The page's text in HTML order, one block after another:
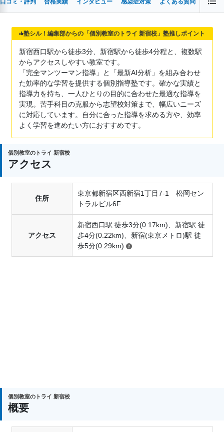
口コミ・評判 合格実績 インタビュー 感染症対策 よくある質問
塾シル！編集部からの「個別教室のトライ 新宿校」塾推しポイント
新宿西口駅から徒歩3分、新宿駅から徒歩4分程と、複数駅
からアクセスしやすい教室です。
「完全マンツーマン指導」と「最新AI分析」を組み合わせ
た効率的な学習を提供する個別指導塾です。確かな実績と
指導力を持ち、一人ひとりの目的に合わせた最適な指導を
実現。苦手科目の克服から志望校対策まで、幅広いニーズ
に対応しています。自分に合った指導を求める方や、効率
よく学習を進めたい方におすすめです。
個別教室のトライ 新宿校
アクセス
住所
東京都新宿区西新宿1丁目7-1 松岡セン
トラルビル6F
アクセス
新宿西口駅 徒歩3分(0.17km)、新宿駅 徒
歩4分(0.22km)、新宿(東京メトロ)駅 徒
歩5分(0.29km)
個別教室のトライ 新宿校
概要